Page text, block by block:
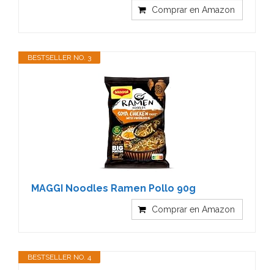
Comprar en Amazon
BESTSELLER NO. 3
MAGGI Noodles Ramen Pollo 90g
Comprar en Amazon
BESTSELLER NO. 4